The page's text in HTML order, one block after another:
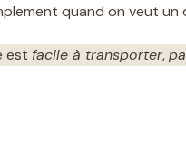
quand on veut un
est facile à transporter,